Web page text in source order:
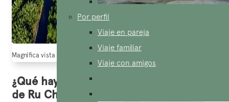
Por perfil
Viaje en pareja
Viaje familiar
Viaje con amigos
Magnífica vista desde lo alto del bosque de Ru Cha (Fuente: El Diario
¿Qué hay de interesante en el bosque
de Ru Cha?